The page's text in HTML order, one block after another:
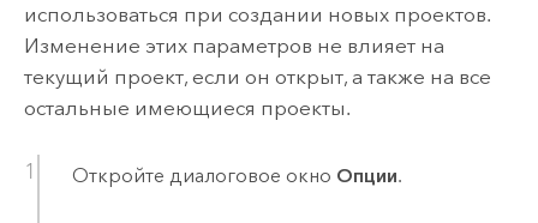
использоваться при создании новых проектов.
Изменение этих параметров не влияет на
текущий проект, если он открыт, а также на все
остальные имеющиеся проекты.
Откройте диалоговое окно Опции.